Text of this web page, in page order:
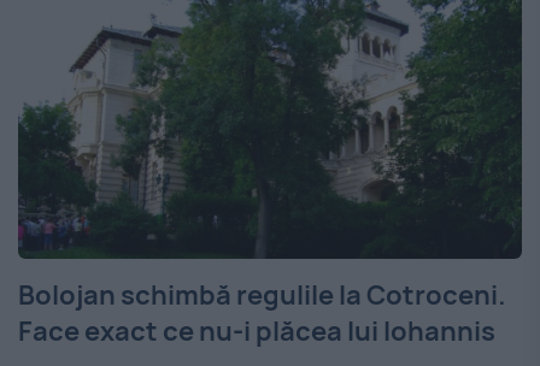
Bolojan schimbă regulile la Cotroceni.
Face exact ce nu-i plăcea lui Iohannis